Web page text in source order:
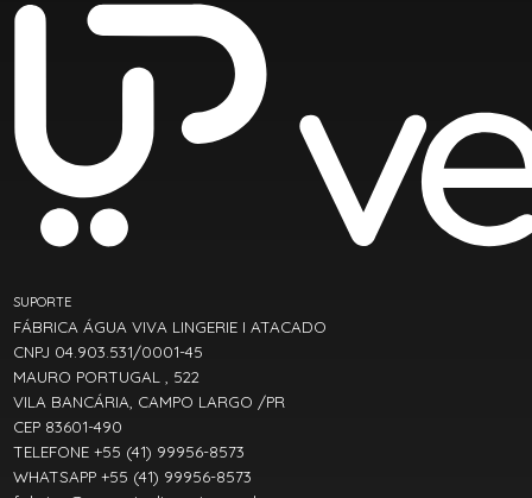
SUPORTE
FÁBRICA ÁGUA VIVA LINGERIE I ATACADO
CNPJ 04.903.531/0001-45
MAURO PORTUGAL , 522
VILA BANCÁRIA, CAMPO LARGO /PR
CEP 83601-490
TELEFONE +55 (41) 99956-8573
WHATSAPP +55 (41) 99956-8573